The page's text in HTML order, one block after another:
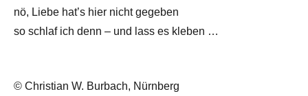
nö, Liebe hat’s hier nicht gegeben
so schlaf ich denn – und lass es kleben …
© Christian W. Burbach, Nürnberg